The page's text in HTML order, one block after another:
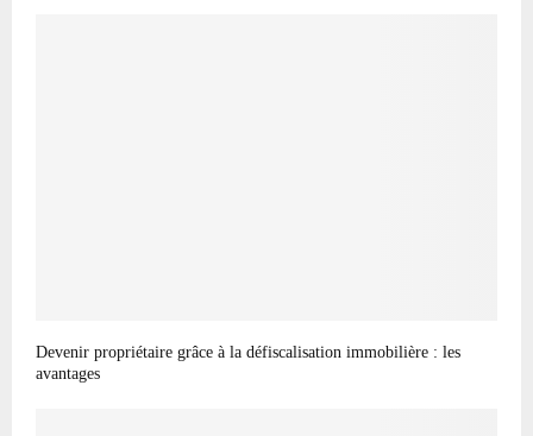
Devenir propriétaire grâce à la défiscalisation immobilière : les
avantages